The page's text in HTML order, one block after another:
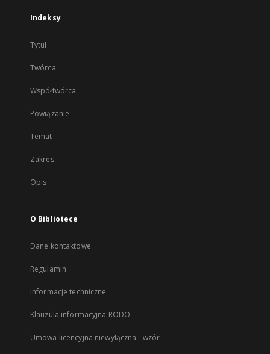
Indeksy
Tytuł
Twórca
Współtwórca
Powiązanie
Temat
Zakres
Opis
O Bibliotece
Dane kontaktowe
Regulamin
Informacje techniczne
Klauzula informacyjna RODO
Umowa licencyjna niewyłączna - wzór